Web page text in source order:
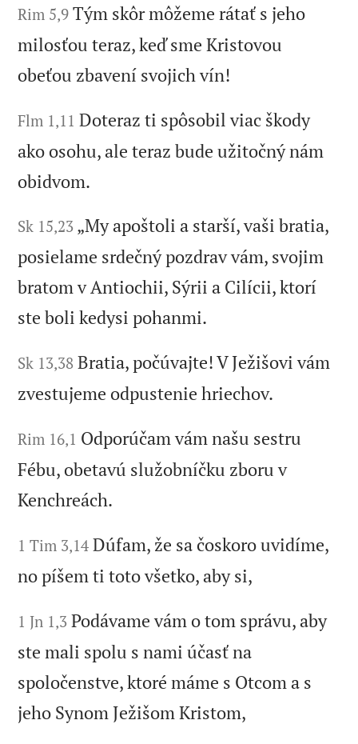
Rim 5,9 Tým skôr môžeme rátať s jeho
milosťou teraz, keď sme Kristovou
obeťou zbavení svojich vín!
Flm 1,11 Doteraz ti spôsobil viac škody
ako osohu, ale teraz bude užitočný nám
obidvom.
Sk 15,23 „My apoštoli a starší, vaši bratia,
posielame srdečný pozdrav vám, svojim
bratom v Antiochii, Sýrii a Cilícii, ktorí
ste boli kedysi pohanmi.
Sk 13,38 Bratia, počúvajte! V Ježišovi vám
zvestujeme odpustenie hriechov.
Rim 16,1 Odporúčam vám našu sestru
Fébu, obetavú služobníčku zboru v
Kenchreách.
1 Tim 3,14 Dúfam, že sa čoskoro uvidíme,
no píšem ti toto všetko, aby si,
1 Jn 1,3 Podávame vám o tom správu, aby
ste mali spolu s nami účasť na
spoločenstve, ktoré máme s Otcom a s
jeho Synom Ježišom Kristom,